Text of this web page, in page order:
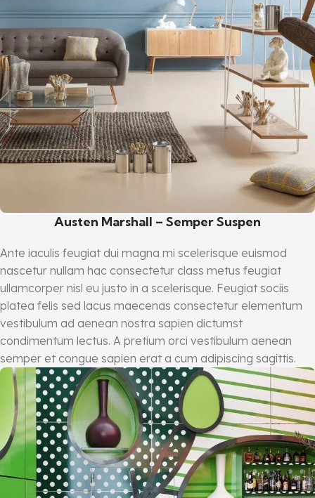
Austen Marshall – Semper Suspen
Ante iaculis feugiat dui magna mi scelerisque euismod
nascetur nullam hac consectetur class metus feugiat
ullamcorper nisl eu justo in a scelerisque. Feugiat sociis
platea felis sed lacus maecenas consectetur elementum
vestibulum ad aenean nostra sapien dictumst
condimentum lectus. A pretium orci vestibulum aenean
semper et congue sapien erat a cum adipiscing sagittis.